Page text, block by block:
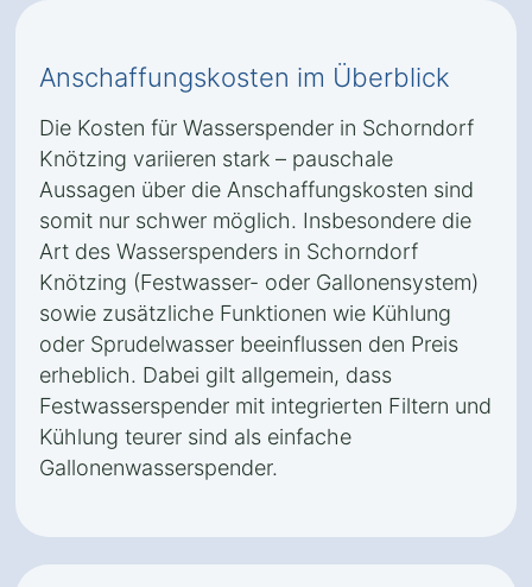
Anschaffungskosten im Überblick
Die Kosten für Wasserspender in Schorndorf
Knötzing variieren stark – pauschale
Aussagen über die Anschaffungskosten sind
somit nur schwer möglich. Insbesondere die
Art des Wasserspenders in Schorndorf
Knötzing (Festwasser- oder Gallonensystem)
sowie zusätzliche Funktionen wie Kühlung
oder Sprudelwasser beeinflussen den Preis
erheblich. Dabei gilt allgemein, dass
Festwasserspender mit integrierten Filtern und
Kühlung teurer sind als einfache
Gallonenwasserspender.